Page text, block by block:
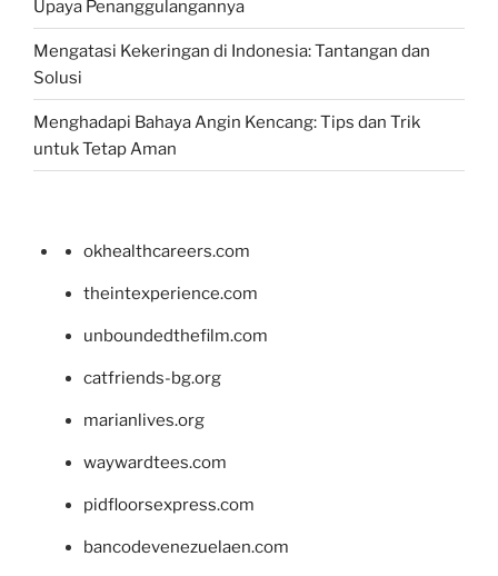
Upaya Penanggulangannya
Mengatasi Kekeringan di Indonesia: Tantangan dan
Solusi
Menghadapi Bahaya Angin Kencang: Tips dan Trik
untuk Tetap Aman
okhealthcareers.com
theintexperience.com
unboundedthefilm.com
catfriends-bg.org
marianlives.org
waywardtees.com
pidfloorsexpress.com
bancodevenezuelaen.com